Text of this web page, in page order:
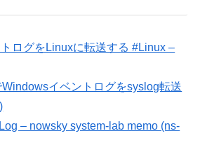
トログをLinuxに転送する #Linux –
イベントログをsyslog転送
– nowsky system-lab memo (ns-